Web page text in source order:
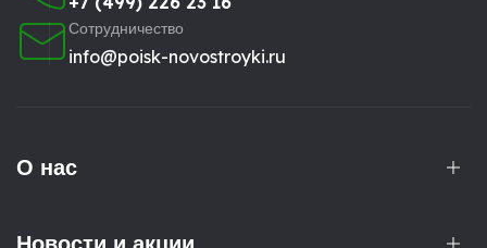
Сотрудничество
info@poisk-novostroyki.ru
О нас